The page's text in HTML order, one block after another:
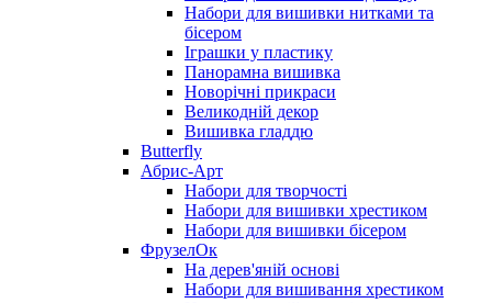
Набори для вишивки нитками та
бісером
Іграшки у пластику
Панорамна вишивка
Новорічні прикраси
Великодній декор
Вишивка гладдю
Butterfly
Абрис-Арт
Набори для творчості
Набори для вишивки хрестиком
Набори для вишивки бісером
ФрузелОк
На дерев'яній основі
Набори для вишивання хрестиком